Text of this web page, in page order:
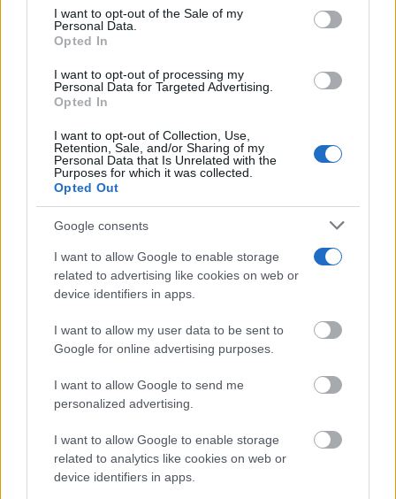
Please note that this website/app uses one or more Google
services and may gather and store information including but
not limited to your visit or usage behaviour. You may click to
use your data for below specified purposes in below Google
consent section.
I want to opt-out of the Sale of my
Personal Data.
Opted In
I want to opt-out of processing my
Personal Data for Targeted Advertising.
Opted In
I want to opt-out of Collection, Use,
Retention, Sale, and/or Sharing of my
Personal Data that Is Unrelated with the
Purposes for which it was collected.
Opted Out
Google consents
I want to allow Google to enable storage
related to advertising like cookies on web or
device identifiers in apps.
I want to allow my user data to be sent to
Google for online advertising purposes.
I want to allow Google to send me
personalized advertising.
I want to allow Google to enable storage
related to analytics like cookies on web or
device identifiers in apps.
Últimas noticias
con los personajes infantiles más
populares de YouTube
07/08/2026
Un paseo por las Flores y Frutos
de la Comarca de Tomelloso
(XIV)
07/08/2026
Un mercado medieval de
de Consuegra Medieval
El Festival Internacional de Cine
de Almagro celebra este sábado
la gala de su novena edición